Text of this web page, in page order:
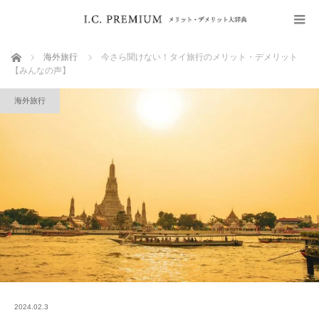
ホーム 海外旅行
今さら聞けない！タイ旅行のメリット・デメリット
【みんなの声】
海外旅行
2024.02.3